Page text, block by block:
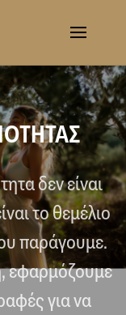
δεν είναι
το θεμέλιο
παράγουμε.
εφαρμόζουμε
για να